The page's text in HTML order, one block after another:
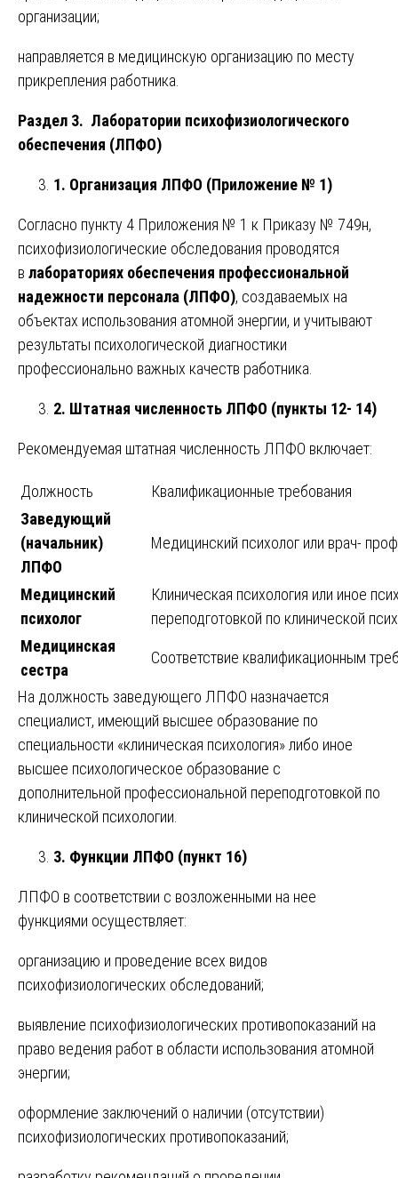
организации;
направляется в медицинскую организацию по месту
прикрепления работника.
Раздел 3. Лаборатории психофизиологического
обеспечения (ЛПФО)
1. Организация ЛПФО (Приложение № 1)
Согласно пункту 4 Приложения № 1 к Приказу № 749н,
психофизиологические обследования проводятся
в лабораториях обеспечения профессиональной
надежности персонала (ЛПФО), создаваемых на
объектах использования атомной энергии, и учитывают
результаты психологической диагностики
профессионально важных качеств работника.
2. Штатная численность ЛПФО (пункты 12- 14)
Рекомендуемая штатная численность ЛПФО включает:
Должность
Квалификационные требования
Заведующий
(начальник)
ЛПФО
Медицинский психолог или врач-
Медицинский
психолог
Клиническая психология или иное
переподготовкой по клинической
Медицинская
сестра
Соответствие квалификационным
На должность заведующего ЛПФО назначается
специалист, имеющий высшее образование по
специальности «клиническая психология» либо иное
высшее психологическое образование с
дополнительной профессиональной переподготовкой по
клинической психологии.
3. Функции ЛПФО (пункт 16)
ЛПФО в соответствии с возложенными на нее
функциями осуществляет:
организацию и проведение всех видов
психофизиологических обследований;
выявление психофизиологических противопоказаний на
право ведения работ в области использования атомной
энергии;
оформление заключений о наличии (отсутствии)
психофизиологических противопоказаний;